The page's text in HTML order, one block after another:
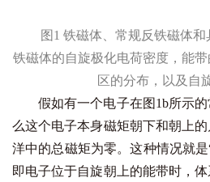
图1 铁磁体、常规反铁磁体
铁磁体的自旋极化电荷密度，能
区的分布，以及自
假如有一个电子在图1b所示
么这个电子本身磁矩朝下和朝上
洋中的总磁矩为零。这种情况就是
即电子位于自旋朝上的能带时，